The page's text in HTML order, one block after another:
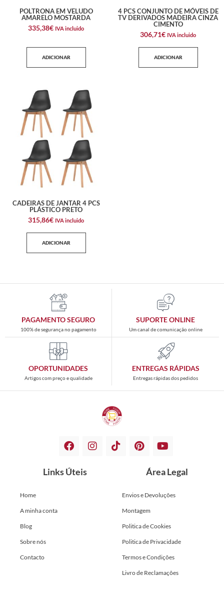
POLTRONA EM VELUDO
AMARELO MOSTARDA
335,38€ IVA incluido
ADICIONAR
4 PCS CONJUNTO DE MÓVEIS DE
TV DERIVADOS MADEIRA CINZA
CIMENTO
306,71€ IVA incluido
ADICIONAR
CADEIRAS DE JANTAR 4 PCS
PLÁSTICO PRETO
315,86€ IVA incluido
ADICIONAR
PAGAMENTO SEGURO
100% de segurança no pagamento
SUPORTE ONLINE
Um canal de comunicação online
OPORTUNIDADES
Artigos com preço e qualidade
ENTREGAS RÁPIDAS
Entregas rápidas dos pedidos
Links Úteis
Home
A minha conta
Blog
Sobre nós
Contacto
Área Legal
Envios e Devoluções
Montagem
Politica de Cookies
Politica de Privacidade
Termos e Condições
Livro de Reclamações